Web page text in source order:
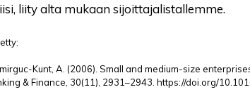
liity alta mukaan sijoittajalistallemme.
Kunt, A. (2006). Small and medium-size
& Finance, 30(11), 2931–2943. https://doi.org/